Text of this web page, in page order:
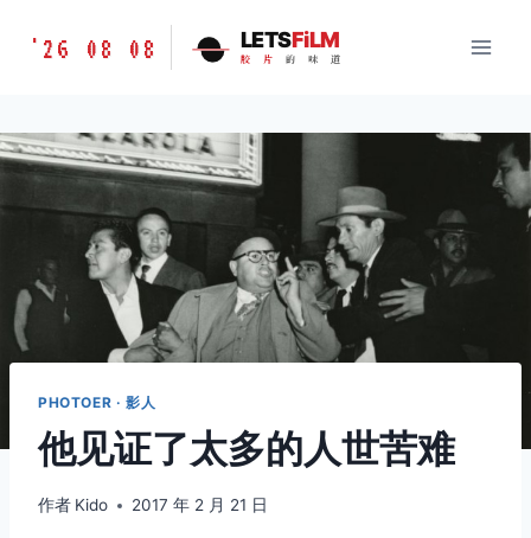
胶
味
道
LETSFILM
'26 08 08 LETSFiLM
胶 片 的 味 道
PHOTOER · 影人
他见证了太多的人世苦难
作者 Kido 2017 年 2 月 21 日